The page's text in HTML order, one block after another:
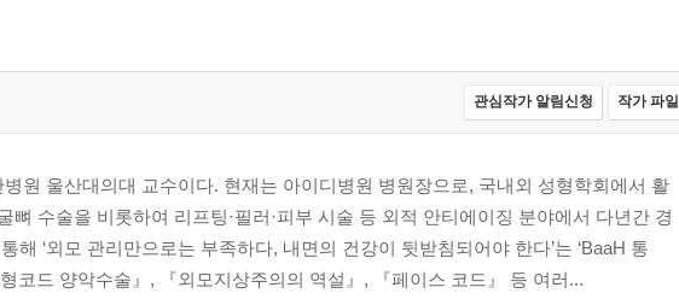
｜작은 변화로 큰 기쁨, 그러나 급발진 주의
팔랑귀 붙잡고 N버튼을 다스리자
…?”｜의미 없는 남의 이야기는 그만
!”｜화려하지만 자신을 억압하는 아티스트｜“이 또한 지나가리니…”
수 없다
변화를 만끽하는 즐거운 초심자
관심작가 알림신청 작가 파일
원 울산대의대 교수이다. 현재는 아이디병원 병원장으로, 국내외 성형학회에서 활
뼈 수술을 비롯하여 리프팅·필러·피부 시술 등 외적 안티에이징 분야에서 다년간 경
해 ‘외모 관리만으로는 부족하다, 내면의 건강이 뒷받침되어야 한다’는 ‘BaaH 통
코드 양악수술』, 『외모지상주의의 역설』, 『페이스 코드』 등 여러...